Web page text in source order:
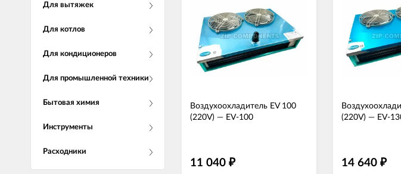
Для вытяжек
Для котлов
Для кондиционеров
Для промышленной техники
Бытовая химия
Инструменты
Расходники
Воздухоохладитель EV 100
(220V) — EV-100
11 040 ₽
(220V) — EV-
14 640 ₽